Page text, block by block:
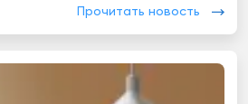
Прочитать новость